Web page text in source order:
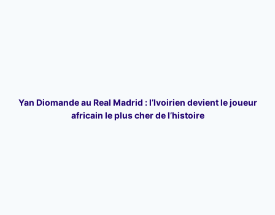
Yan Diomande au Real Madrid : l’Ivoirien devient le joueur
africain le plus cher de l’histoire